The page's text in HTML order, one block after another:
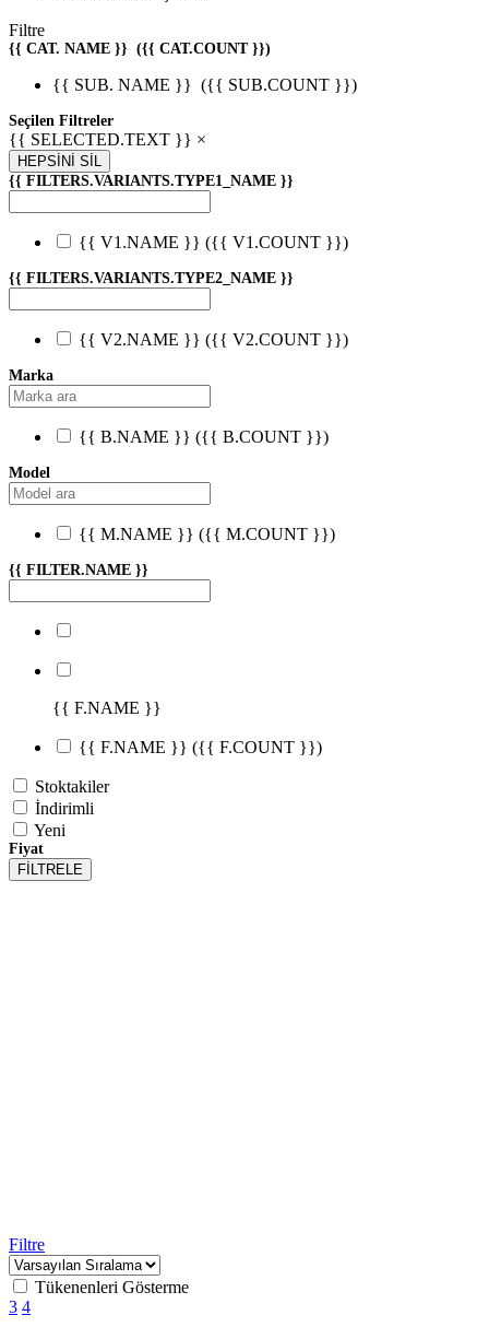
Filtre
{{ CAT. NAME }} ({{ CAT.COUNT }})
{{ SUB. NAME }} ({{ SUB.COUNT }})
Seçilen Filtreler
{{ SELECTED.TEXT }} ×
HEPSİNİ SİL
{{ FILTERS.VARIANTS.TYPE1_NAME }}
{{ V1.NAME }} ({{ V1.COUNT }})
{{ FILTERS.VARIANTS.TYPE2_NAME }}
{{ V2.NAME }} ({{ V2.COUNT }})
Marka
{{ B.NAME }} ({{ B.COUNT }})
Model
{{ M.NAME }} ({{ M.COUNT }})
{{ FILTER.NAME }}
{{ F.NAME }}
{{ F.NAME }} ({{ F.COUNT }})
Stoktakiler
İndirimli
Yeni
Fiyat
FİLTRELE
Filtre
Tükenenleri Gösterme
3 4